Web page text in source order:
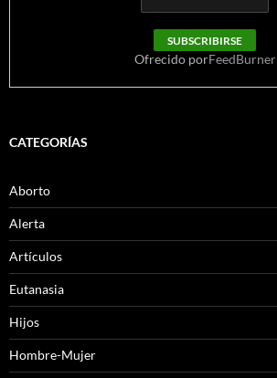
Ofrecido porFeedBurner
CATEGORÍAS
Aborto
Alerta
Artículos
Eutanasia
Hijos
Hombre-Mujer